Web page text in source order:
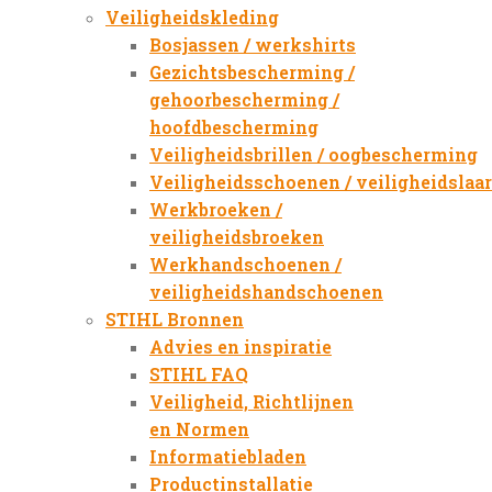
Veiligheidskleding
Bosjassen / werkshirts
Gezichtsbescherming /
gehoorbescherming /
hoofdbescherming
Veiligheidsbrillen / oogbescherming
Veiligheidsschoenen /
Werkbroeken /
veiligheidsbroeken
Werkhandschoenen /
veiligheidshandschoenen
STIHL Bronnen
Advies en inspiratie
STIHL FAQ
Veiligheid, Richtlijnen
en Normen
Informatiebladen
Productinstallatie